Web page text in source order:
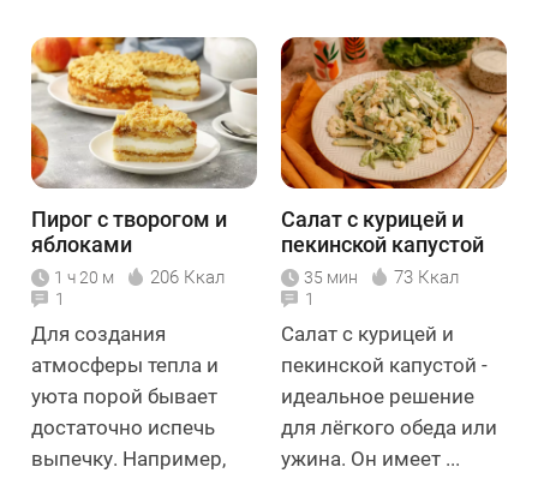
Пирог с творогом и
яблоками
1 ч 20 м 206 Ккал
1
Для создания
атмосферы тепла и
уюта порой бывает
достаточно испечь
выпечку. Например,
Салат с курицей и
пекинской капустой
35 мин 73 Ккал
1
Салат с курицей и
пекинской капустой -
идеальное решение
для лёгкого обеда или
ужина. Он имеет ...